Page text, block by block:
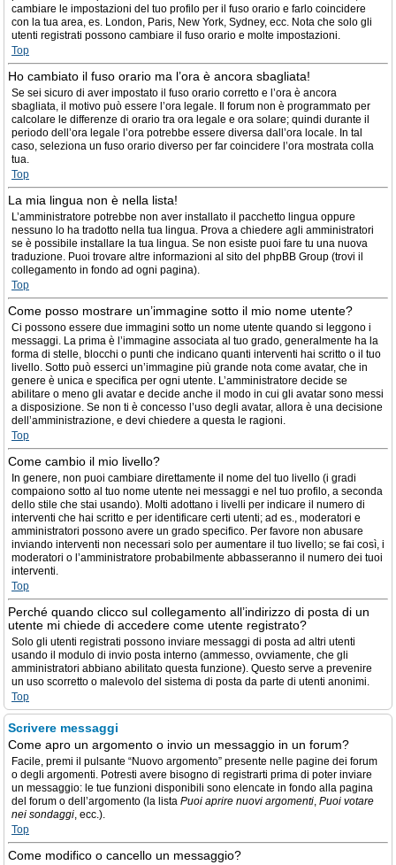
cambiare le impostazioni del tuo profilo per il fuso orario e farlo coincidere
con la tua area, es. London, Paris, New York, Sydney, ecc. Nota che solo gli
utenti registrati possono cambiare il fuso orario e molte impostazioni.
Top
Ho cambiato il fuso orario ma l’ora è ancora sbagliata!
Se sei sicuro di aver impostato il fuso orario corretto e l’ora è ancora
sbagliata, il motivo può essere l’ora legale. Il forum non è programmato per
calcolare le differenze di orario tra ora legale e ora solare; quindi durante il
periodo dell’ora legale l’ora potrebbe essere diversa dall’ora locale. In tal
caso, seleziona un fuso orario diverso per far coincidere l’ora mostrata colla
tua.
Top
La mia lingua non è nella lista!
L’amministratore potrebbe non aver installato il pacchetto lingua oppure
nessuno lo ha tradotto nella tua lingua. Prova a chiedere agli amministratori
se è possibile installare la tua lingua. Se non esiste puoi fare tu una nuova
traduzione. Puoi trovare altre informazioni al sito del phpBB Group (trovi il
collegamento in fondo ad ogni pagina).
Top
Come posso mostrare un’immagine sotto il mio nome utente?
Ci possono essere due immagini sotto un nome utente quando si leggono i
messaggi. La prima è l’immagine associata al tuo grado, generalmente ha la
forma di stelle, blocchi o punti che indicano quanti interventi hai scritto o il tuo
livello. Sotto può esserci un’immagine più grande nota come avatar, che in
genere è unica e specifica per ogni utente. L’amministratore decide se
abilitare o meno gli avatar e decide anche il modo in cui gli avatar sono messi
a disposizione. Se non ti è concesso l’uso degli avatar, allora è una decisione
dell’amministrazione, e devi chiedere a questa le ragioni.
Top
Come cambio il mio livello?
In genere, non puoi cambiare direttamente il nome del tuo livello (i gradi
compaiono sotto al tuo nome utente nei messaggi e nel tuo profilo, a seconda
dello stile che stai usando). Molti adottano i livelli per indicare il numero di
interventi che hai scritto e per identificare certi utenti; ad es., moderatori e
amministratori possono avere un grado specifico. Per favore non abusare
inviando interventi non necessari solo per aumentare il tuo livello; se fai così, i
moderatori o l’amministratore probabilmente abbasseranno il numero dei tuoi
interventi.
Top
Perché quando clicco sul collegamento all’indirizzo di posta di un
utente mi chiede di accedere come utente registrato?
Solo gli utenti registrati possono inviare messaggi di posta ad altri utenti
usando il modulo di invio posta interno (ammesso, ovviamente, che gli
amministratori abbiano abilitato questa funzione). Questo serve a prevenire
un uso scorretto o malevolo del sistema di posta da parte di utenti anonimi.
Top
Scrivere messaggi
Come apro un argomento o invio un messaggio in un forum?
Facile, premi il pulsante “Nuovo argomento” presente nelle pagine dei forum
o degli argomenti. Potresti avere bisogno di registrarti prima di poter inviare
un messaggio: le tue funzioni disponibili sono elencate in fondo alla pagina
del forum o dell’argomento (la lista Puoi aprire nuovi argomenti, Puoi votare
nei sondaggi, ecc.).
Top
Come modifico o cancello un messaggio?